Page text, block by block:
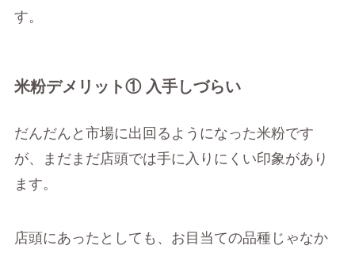
す。
米粉デメリット① 入手しづらい
だんだんと市場に出回るようになった米粉です
が、まだまだ店頭では手に入りにくい印象があり
ます。
店頭にあったとしても、お目当ての品種じゃなか